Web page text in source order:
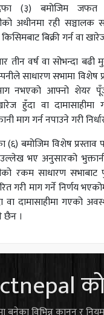
(३) बमोजिम जफत
अधीनमा रही सञ्चालक
बिक्री गर्न वा
तीन वर्ष वा सोभन्दा बढी
साधारण सभामा विशेष
नभएको आफ्नो शेयर
हुँदा वा दामासाहीमा
माग गर्न नपाउने गरी
(६) बमोजिम विशेष प्रस्ताव
उल्लेख भए अनुसारको
रकम साधारण सभाबाट
गरी माग गर्ने निर्णय
वा दामासाहीमा गएको
छैन ।